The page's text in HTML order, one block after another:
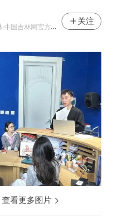
·中国吉林网官方网易号
关注
看更多图片